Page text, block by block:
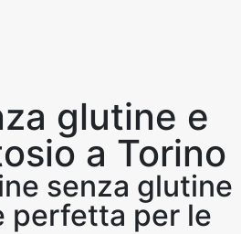
glutine e
a Torino
senza glutine
perfetta per le